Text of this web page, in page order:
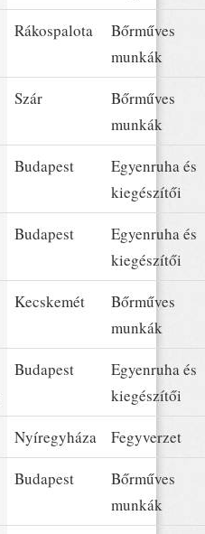
Rákospalota
Bőrműves
munkák
Szár
Bőrműves
munkák
Budapest
Egyenruha és
kiegészítői
Budapest
Egyenruha és
kiegészítői
Kecskemét
Bőrműves
munkák
Budapest
Egyenruha és
kiegészítői
Nyíregyháza
Fegyverzet
Budapest
Bőrműves
munkák